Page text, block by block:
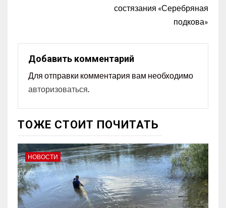
состязания «Серебряная
подкова»
Добавить комментарий
Для отправки комментария вам необходимо
авторизоваться.
ТОЖЕ СТОИТ ПОЧИТАТЬ
НОВОСТИ